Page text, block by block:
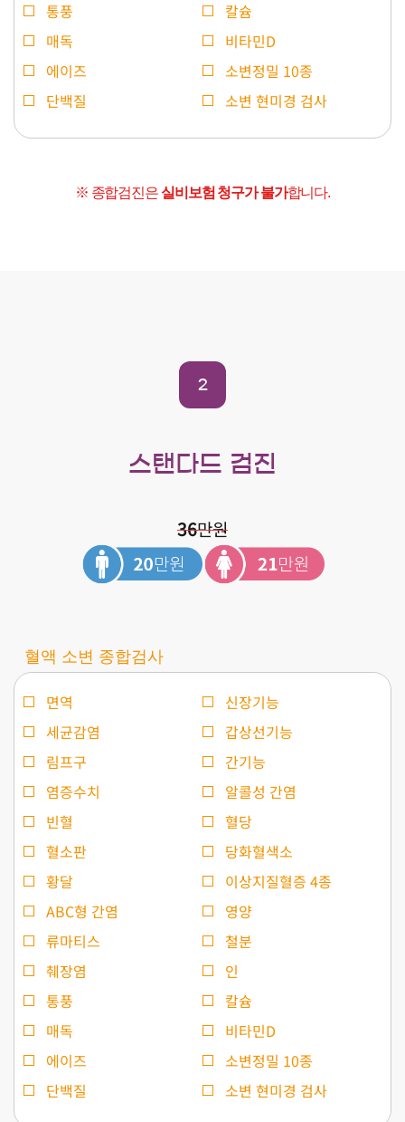
통풍
매독
에이즈
단백질
칼슘
비타민D
소변정밀 10종
소변 현미경 검사
※ 종합검진은 실비보험 청구가 불가합니다.
2
스탠다드 검진
36만원
혈액 소변 종합검사
면역
세균감염
림프구
염증수치
빈혈
혈소판
황달
신장기능
갑상선기능
간기능
알콜성 간염
혈당
당화혈색소
이상지질혈증 4종
ABC형 간염
류마티스
췌장염
통풍
매독
에이즈
단백질
영양
철분
인
칼슘
비타민D
소변정밀 10종
소변 현미경 검사